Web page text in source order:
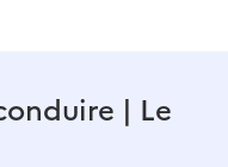
| Le